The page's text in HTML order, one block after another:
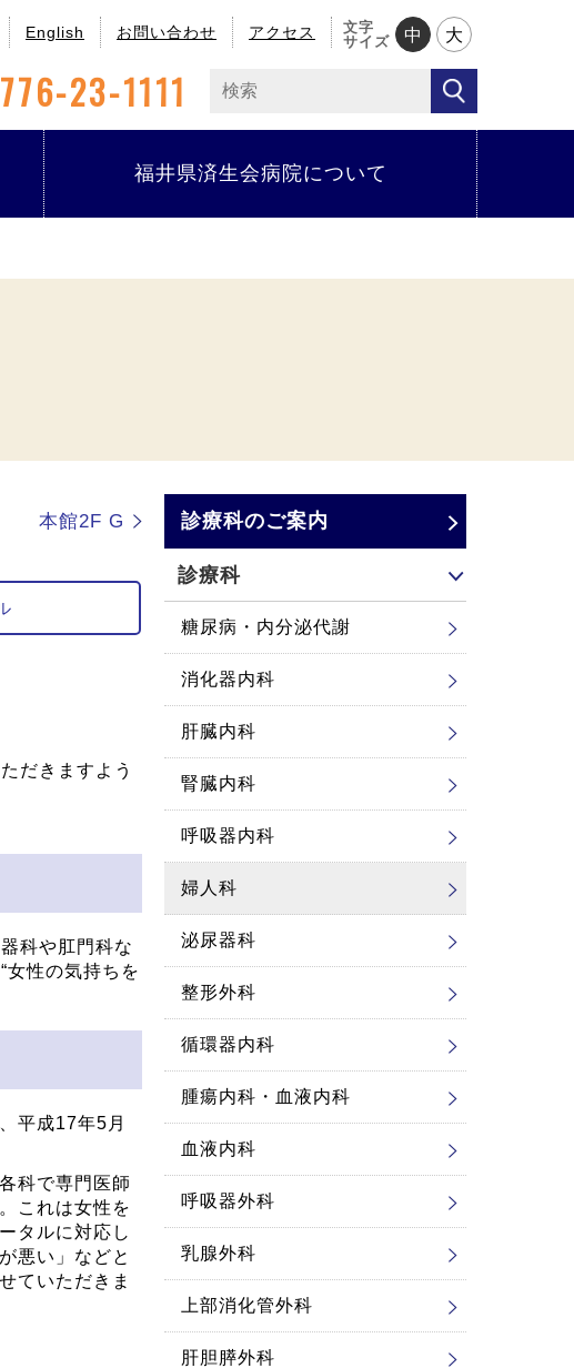
English お問い合わせ アクセス
文字
サイズ
中 大
23-1111
福井県済生会病院について
本館2F G
だきますよう
科や肛門科な
女性の気持ちを
平成17年5月
科で専門医師
これは女性を
タルに対応し
悪い」などと
ていただきま
診療科のご案内
診療科
糖尿病・内分泌代謝
消化器内科
肝臓内科
腎臓内科
呼吸器内科
婦人科
泌尿器科
整形外科
循環器内科
腫瘍内科・血液内科
血液内科
呼吸器外科
乳腺外科
上部消化管外科
肝胆膵外科